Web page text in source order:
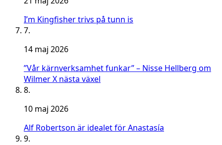
I’m Kingfisher trivs på tunn is
7.
14 maj 2026
”Vår kärnverksamhet funkar” – Nisse Hellberg om
Wilmer X nästa växel
8.
10 maj 2026
Alf Robertson är idealet för Anastasía
9.